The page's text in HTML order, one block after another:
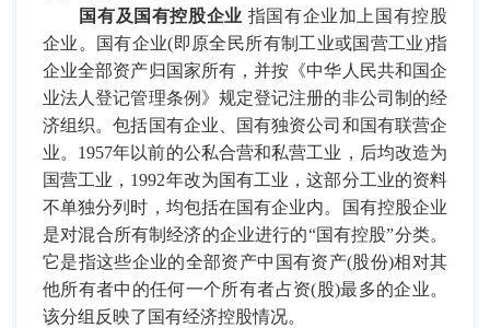
国有及国有控股企业 指国有企业加上国有控股
企业。国有企业(即原全民所有制工业或国营工业)指
企业全部资产归国家所有，并按《中华人民共和国企
业法人登记管理条例》规定登记注册的非公司制的经
济组织。包括国有企业、国有独资公司和国有联营企
业。 1957年以前的公私合营和私营工业，后均改造为
国营工业， 1992年改为国有工业，这部分工业的资料
不单独分列时，均包括在国有企业内。国有控股企业
是对混合所有制经济的企业进行的“国有控股”分类。
它是指这些企业的全部资产中国有资产(股份)相对其
他所有者中的任何一个所有者占资( 股)最多的企业。
该分组反映了国有经济控股情况。